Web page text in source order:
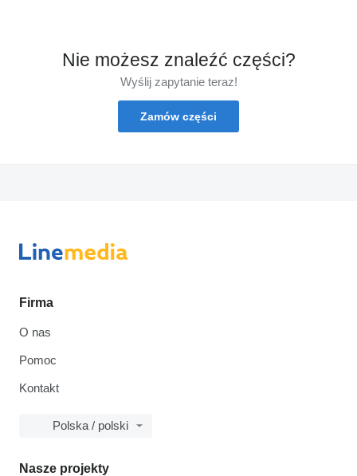
Nie możesz znaleźć części?
Wyślij zapytanie teraz!
Zamów części
Firma
O nas
Pomoc
Kontakt
Polska / polski
Nasze projekty